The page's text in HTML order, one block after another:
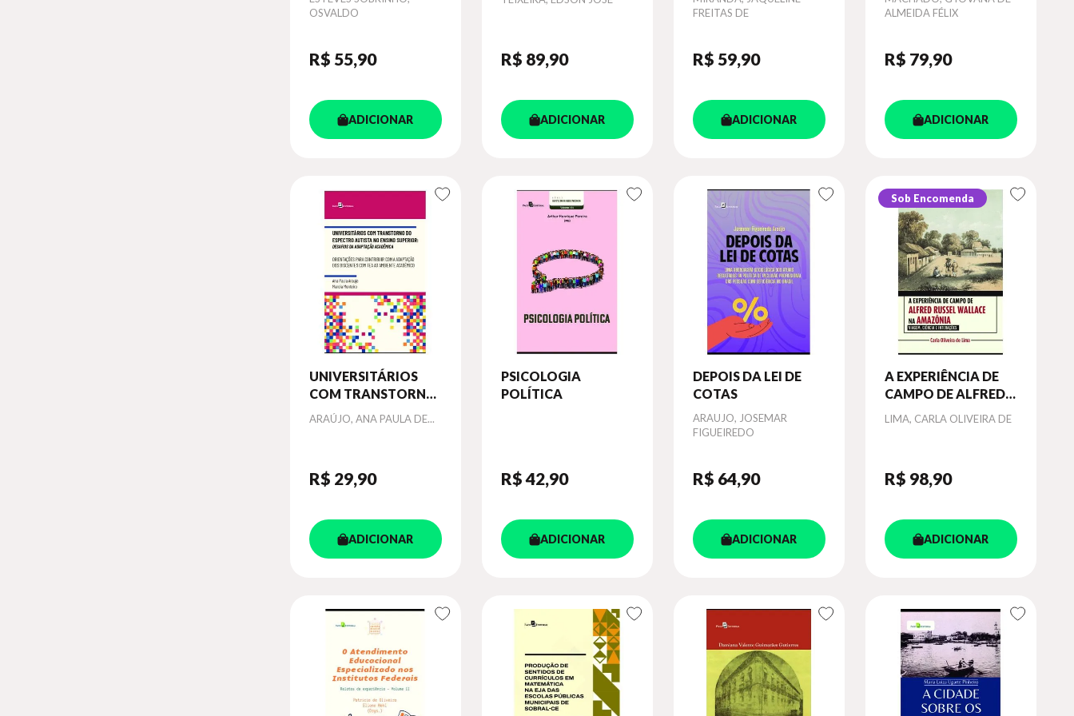
OSVALDO
R$ 55,90
ADICIONAR
R$ 89,90
ADICIONAR
FREITAS DE
R$ 59,90
ADICIONAR
ALMEIDA FÉLIX
R$ 79,90
ADICIONAR
UNIVERSITÁRIOS
COM TRANSTORNO
DO ESPECTRO
AUTISTA NO ENSINO
ADAPTAÇÃO
Autor
ARAÚJO, ANA PAULA DE...
R$ 29,90
ADICIONAR
PSICOLOGIA
POLÍTICA
R$ 42,90
ADICIONAR
DEPOIS DA LEI DE
COTAS
Autor
ARAUJO, JOSEMAR
FIGUEIREDO
R$ 64,90
ADICIONAR
Sob Encomenda
A EXPERIÊNCIA DE
CAMPO DE ALFRED
RUSSEL WALLACE
NA AMAZÔNIA
Autor
LIMA, CARLA OLIVEIRA DE
R$ 98,90
ADICIONAR